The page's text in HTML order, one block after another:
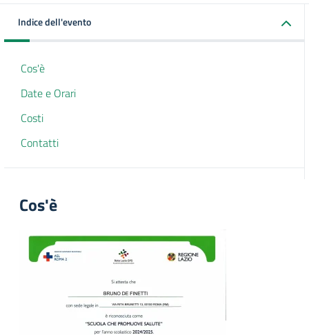
Indice dell'evento
Cos'è
Date e Orari
Costi
Contatti
Cos'è